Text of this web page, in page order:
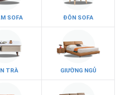
SOFA ĐÔN SOFA
TRÀ GIƯỜNG NGỦ